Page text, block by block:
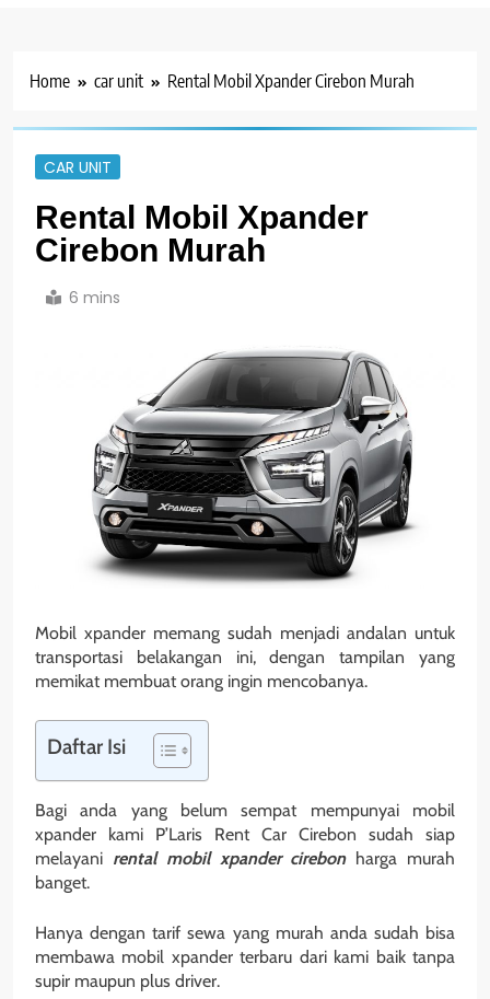
Home car unit Rental Mobil Xpander Cirebon Murah
CAR UNIT
Rental Mobil Xpander
Cirebon Murah
6 mins
Mobil xpander memang sudah menjadi andalan untuk
transportasi belakangan ini, dengan tampilan yang
memikat membuat orang ingin mencobanya.
Daftar Isi
Bagi anda yang belum sempat mempunyai mobil
xpander kami P’Laris Rent Car Cirebon sudah siap
melayani rental mobil xpander cirebonharga murah
banget.
Hanya dengan tarif sewa yang murah anda sudah bisa
membawa mobil xpander terbaru dari kami baik tanpa
supir maupun plus driver.